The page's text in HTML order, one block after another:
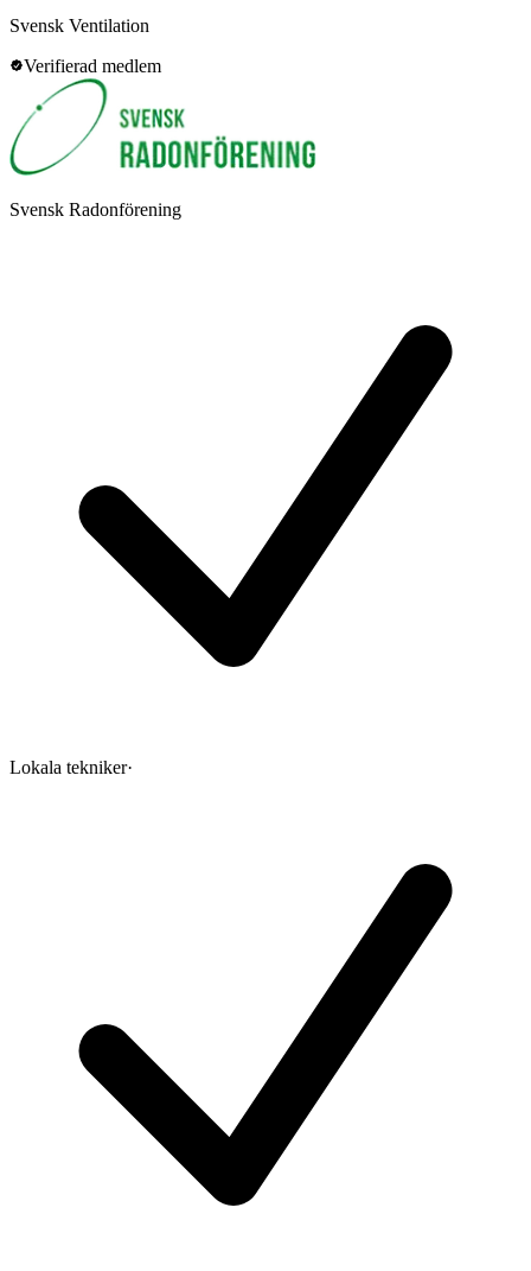
Svensk Ventilation
Verifierad medlem
Svensk Radonförening
Lokala tekniker·